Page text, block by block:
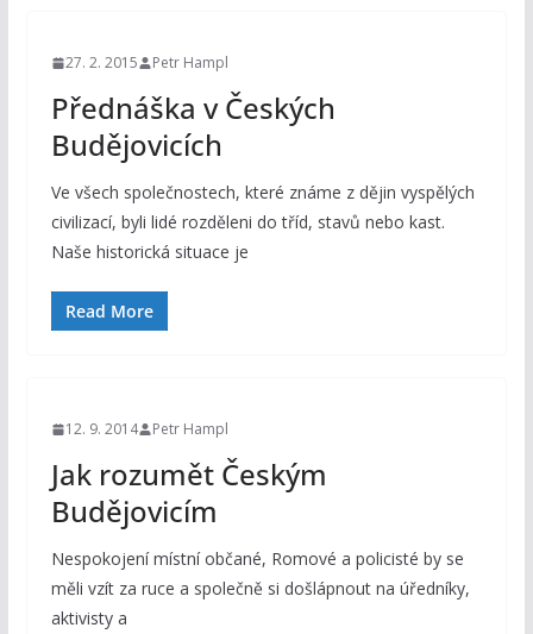
27. 2. 2015 Petr Hampl
Přednáška v Českých
Budějovicích
Ve všech společnostech, které známe z dějin vyspělých
civilizací, byli lidé rozděleni do tříd, stavů nebo kast.
Naše historická situace je
Read More
12. 9. 2014 Petr Hampl
Jak rozumět Českým
Budějovicím
Nespokojení místní občané, Romové a policisté by se
měli vzít za ruce a společně si došlápnout na úředníky,
aktivisty a